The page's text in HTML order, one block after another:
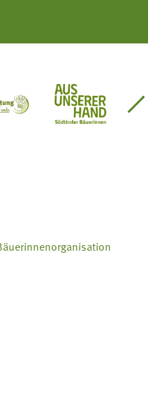
Mit Bäuerinnen lernen -
für die
Aus unserer